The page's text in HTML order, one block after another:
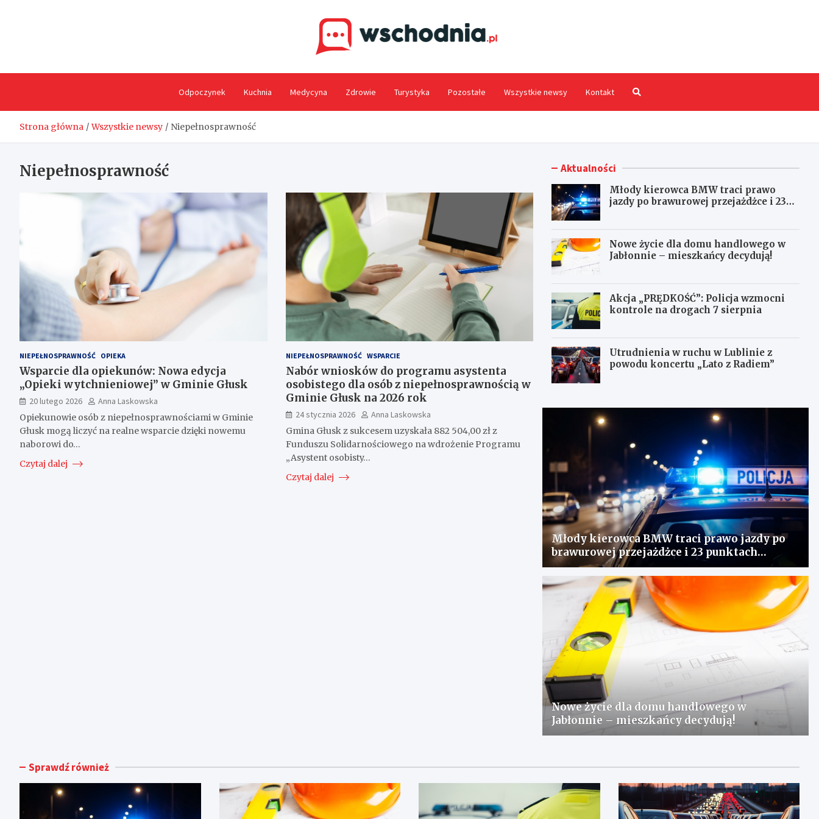
Odpoczynek Kuchnia Medycyna Zdrowie Turystyka Pozostałe Wszystkie newsy Kontakt
Strona główna Wszystkie newsy Niepełnosprawność
Niepełnosprawność
NIEPEŁNOSPRAWNOŚĆ OPIEKA
Wsparcie dla opiekunów: Nowa edycja
„Opieki wytchnieniowej” w Gminie Głusk
20 lutego 2026
Anna Laskowska
Opiekunowie osób z niepełnosprawnościami w Gminie
Głusk mogą liczyć na realne wsparcie dzięki nowemu
naborowi do…
Czytaj dalej
NIEPEŁNOSPRAWNOŚĆ WSPARCIE
Nabór wniosków do programu asystenta
osobistego dla osób z niepełnosprawnością w
Gminie Głusk na 2026 rok
24 stycznia 2026
Anna Laskowska
Gmina Głusk z sukcesem uzyskała 882 504,00 zł z
Funduszu Solidarnościowego na wdrożenie Programu
„Asystent osobisty…
Czytaj dalej
Aktualności
Młody kierowca BMW traci prawo
jazdy po brawurowej przejażdżce i 23
Nowe życie dla domu handlowego w
Jabłonnie – mieszkańcy decydują!
Akcja „PRĘDKOŚĆ”: Policja wzmocni
kontrole na drogach 7 sierpnia
Utrudnienia w ruchu w Lublinie z
powodu koncertu „Lato z Radiem”
Młody kierowca BMW traci prawo jazdy po
brawurowej przejażdżce i 23 punktach
karnych
Nowe życie dla domu handlowego w
Jabłonnie – mieszkańcy decydują!
Sprawdź również